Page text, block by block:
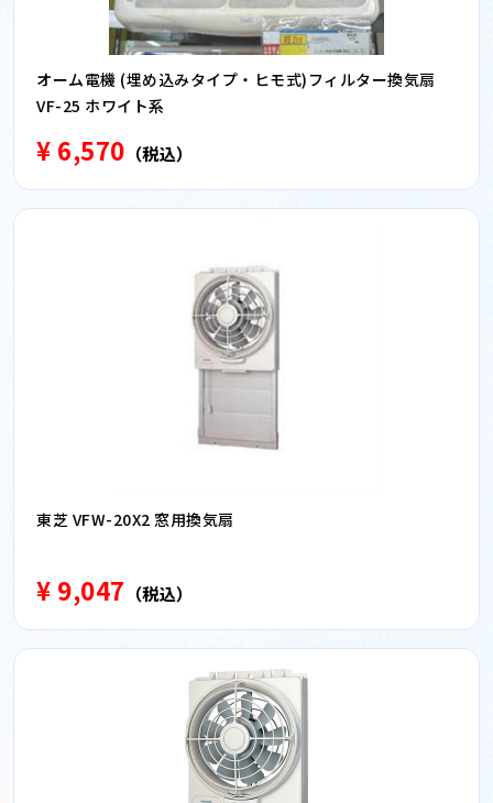
オーム電機 (埋め込みタイプ・ヒモ式)フィルター換気扇
VF-25 ホワイト系
¥ 6,570 （税込）
東芝 VFW-20X2 窓用換気扇
¥ 9,047 （税込）